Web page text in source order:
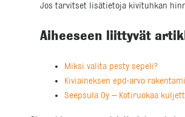
Jos tarvitset lisätietoja kivituhkan
Aiheeseen liittyvät
Miksi valita pesty sepeli?
Kiviaineksen epd-arvo
Seepsula Oy – Kotiruokaa